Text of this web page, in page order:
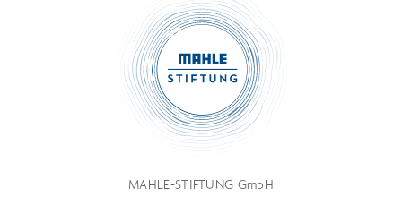
MAHLE-STIFTUNG GmbH